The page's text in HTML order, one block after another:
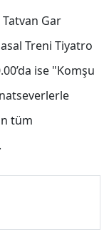
Gar
Treni Tiyatro
ise "Komşu
tüm